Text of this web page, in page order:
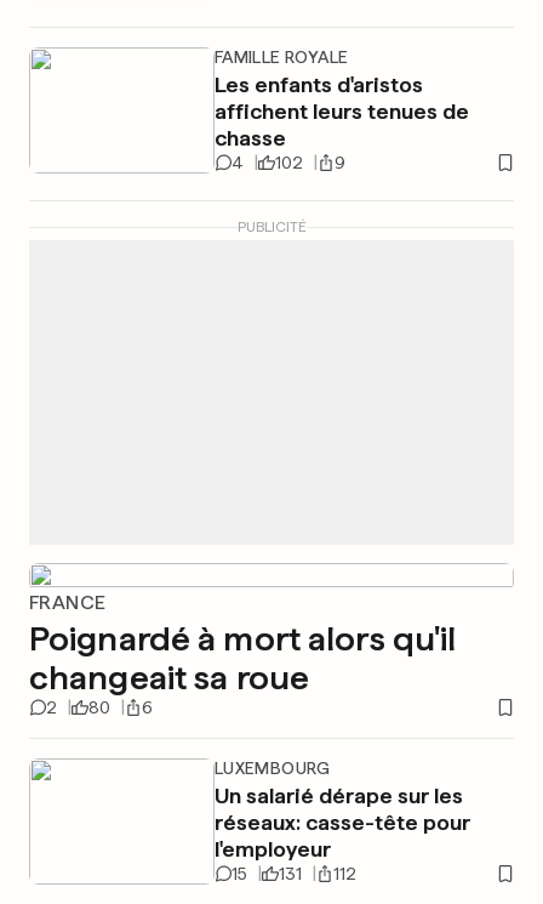
FAMILLE ROYALE
Les enfants d'aristos
affichent leurs tenues de
chasse
4 102 9
PUBLICITÉ
FRANCE
Poignardé à mort alors qu'il
changeait sa roue
2 80 6
LUXEMBOURG
Un salarié dérape sur les
réseaux: casse-tête pour
l'employeur
15 131 112